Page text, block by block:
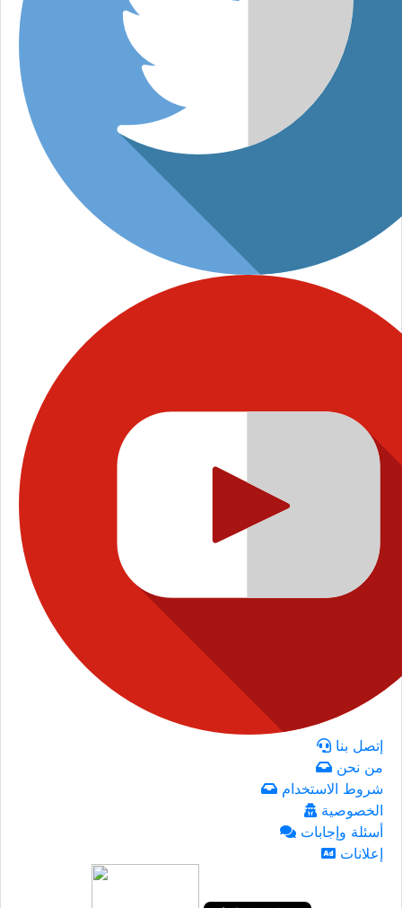
إتصل بنا
من نحن
شروط الاستخدام
الخصوصية
أسئلة وإجابات
إعلانات